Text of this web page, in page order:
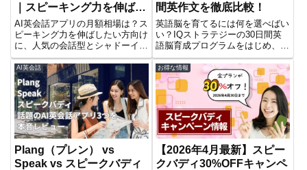
｜スピーキング力を伸ばす
ならどれ？
AI英会話アプリの月額相場は？ス
ピーキング力を伸ばしたい方向け
に、人気の会話型とシャドーイン
グや瞬間英作文に特化したトレー
ニング型を月額料金で比較しまし
た。
間英作文を徹底比較！
英語脳を育てるには何を選べばい
い？IQストラテジーの30日間英
語脳育成プログラムをはじめ、AI
会話アプリや瞬間英作文など、4
つの人気教材を比較して紹介しま
す。
AI英会話
Plang（プレン） vs
Speak vs スピークバディ
お得な情報
【2026年4月最新】スピー
クバディ30%OFFキャンペ